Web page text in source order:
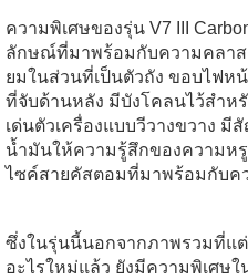
ความพิเศษของรุ่น V7 III
ลักษณ์ที่มาพร้อมกับความคลาส
ยมในส่วนที่เป็นตัวถัง ขอบไฟห
ที่จับด้านหลัง มีบังโคลนไว้สำห
เด่นตัวเครื่องแบบวีวางขวาง
น้ำมันให้ความรู้สึกของความห
ไซค์สายคัสตอมที่มาพร้อมกับคว
ซึ่งในรุ่นนี้นอกจากภาพรวมที่แ
อะไรใหม่แล้ว ยังมีความพิเศษ